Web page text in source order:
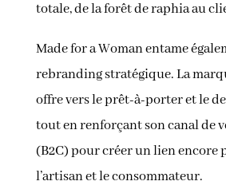
totale, de la forêt de raphia au
Made for a Woman entame
rebranding stratégique. La
offre vers le prêt-à-porter et le
tout en renforçant son canal de
(B2C) pour créer un lien encore
l’artisan et le consommateur.